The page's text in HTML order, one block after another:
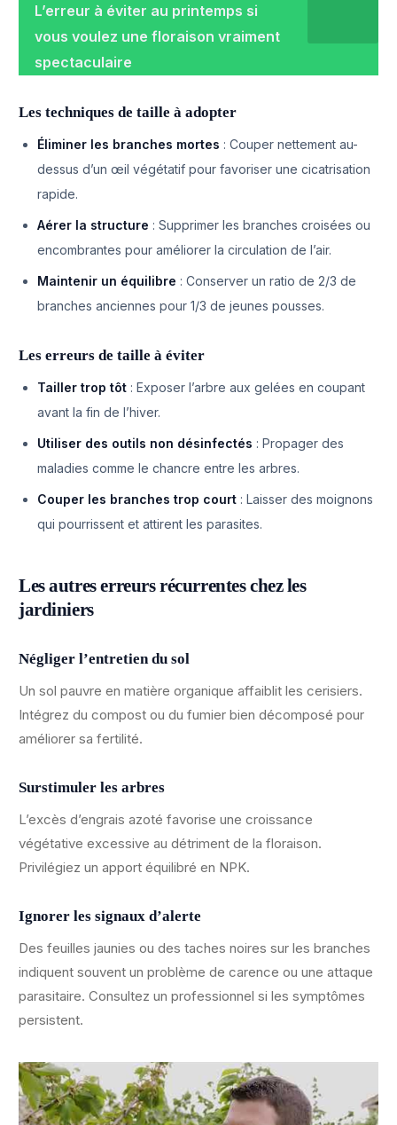
L’erreur à éviter au printemps si
vous voulez une floraison vraiment
spectaculaire
Les techniques de taille à adopter
Éliminer les branches mortes : Couper nettement au-
dessus d’un œil végétatif pour favoriser une cicatrisation
rapide.
Aérer la structure : Supprimer les branches croisées ou
encombrantes pour améliorer la circulation de l’air.
Maintenir un équilibre : Conserver un ratio de 2/3 de
branches anciennes pour 1/3 de jeunes pousses.
Les erreurs de taille à éviter
Tailler trop tôt : Exposer l’arbre aux gelées en coupant
avant la fin de l’hiver.
Utiliser des outils non désinfectés : Propager des
maladies comme le chancre entre les arbres.
Couper les branches trop court : Laisser des moignons
qui pourrissent et attirent les parasites.
Les autres erreurs récurrentes chez les
jardiniers
Négliger l’entretien du sol
Un sol pauvre en matière organique affaiblit les cerisiers.
Intégrez du compost ou du fumier bien décomposé pour
améliorer sa fertilité.
Surstimuler les arbres
L’excès d’engrais azoté favorise une croissance
végétative excessive au détriment de la floraison.
Privilégiez un apport équilibré en NPK.
Ignorer les signaux d’alerte
Des feuilles jaunies ou des taches noires sur les branches
indiquent souvent un problème de carence ou une attaque
parasitaire. Consultez un professionnel si les symptômes
persistent.